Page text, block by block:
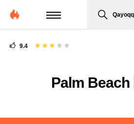
9.4
Palm Beach